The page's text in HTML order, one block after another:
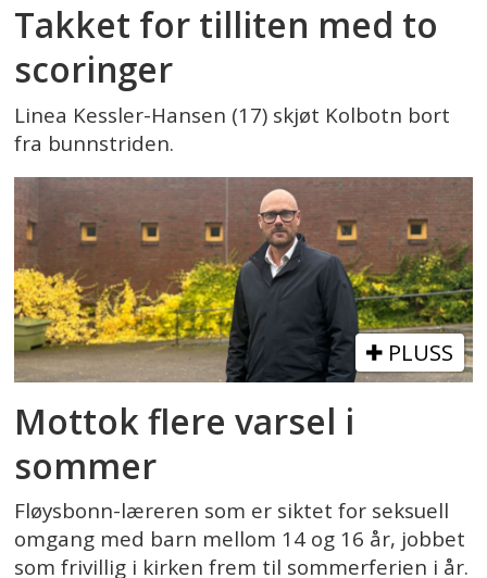
Takket for tilliten med to
scoringer
Linea Kessler-Hansen (17) skjøt Kolbotn bort
fra bunnstriden.
PLUSS
Mottok flere varsel i
sommer
Fløysbonn-læreren som er siktet for seksuell
omgang med barn mellom 14 og 16 år, jobbet
som frivillig i kirken frem til sommerferien i år.